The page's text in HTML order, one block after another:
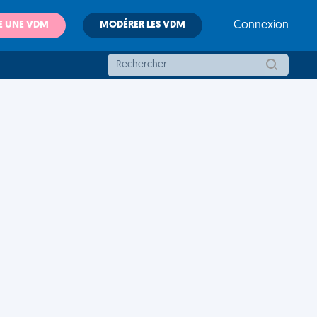
UNE VDM MODÉRER LES VDM Connexion